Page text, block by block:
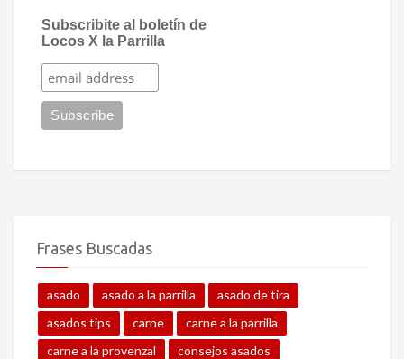
Subscribite al boletín de
Locos X la Parrilla
Frases Buscadas
asado asado a la parrilla
asado de tira
asados tips
carne
carne a la parrilla
carne a la provenzal
consejos asados